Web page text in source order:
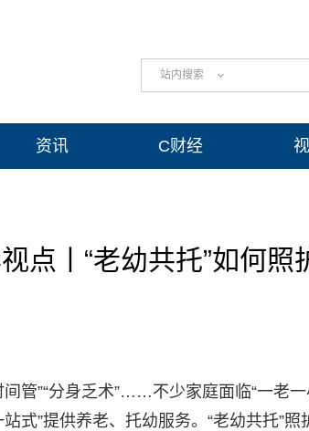
站内搜索
资讯 C财经
点丨“老幼共托”如何照
间管”“分身乏术”……不少家庭面临“一老
站式”提供养老、托幼服务。“老幼共托”